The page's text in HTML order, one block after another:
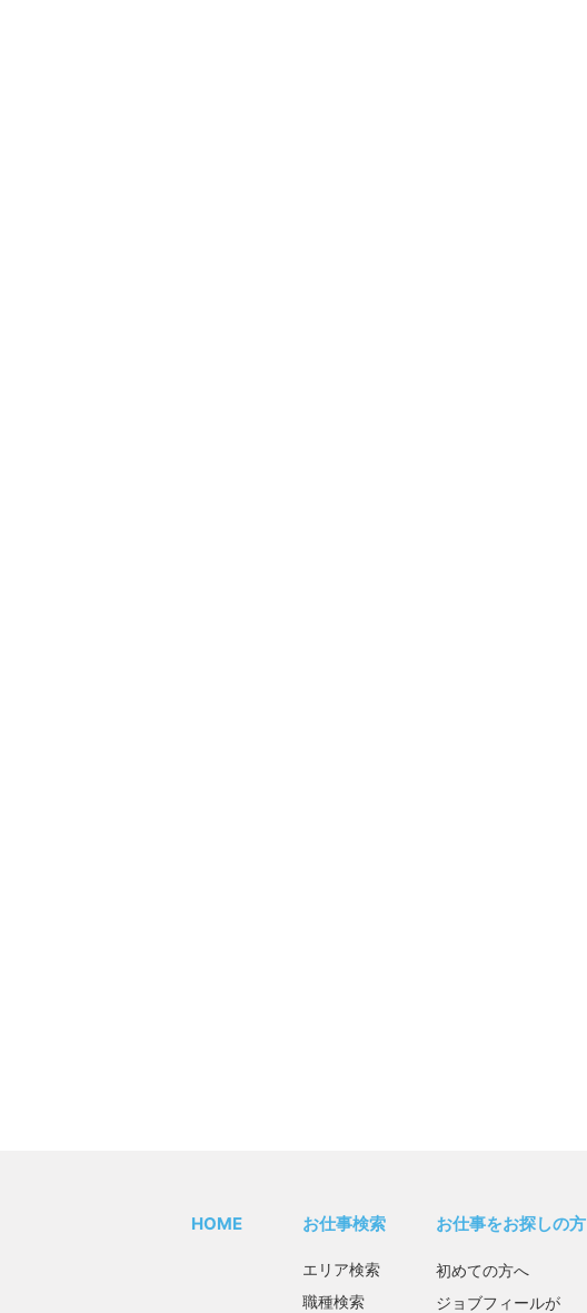
HOME お仕事検索
エリア検索
職種検索
お仕事をお探しの方
初めての方へ
ジョブフィールが